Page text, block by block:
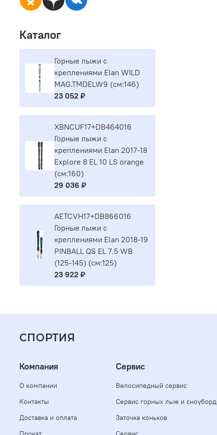
Каталог
Горные лыжи с
креплениями Elan WILD
MAG.TMDELW9 (см:146)
23 052 ₽
XBNCUF17+DB464016
Горные лыжи с
креплениями Elan 2017-18
Explore 8 EL 10 LS orange
(см:160)
29 036 ₽
AETCVH17+DB866016
Горные лыжи с
креплениями Elan 2018-19
PINBALL QS EL 7.5 WB
(125-145) (см:125)
23 922 ₽
СПОРТИЯ
Компания
О компании
Контакты
Доставка и оплата
Сервис
Велосипедный сервис
Сервис горных лыж и
Заточка коньков